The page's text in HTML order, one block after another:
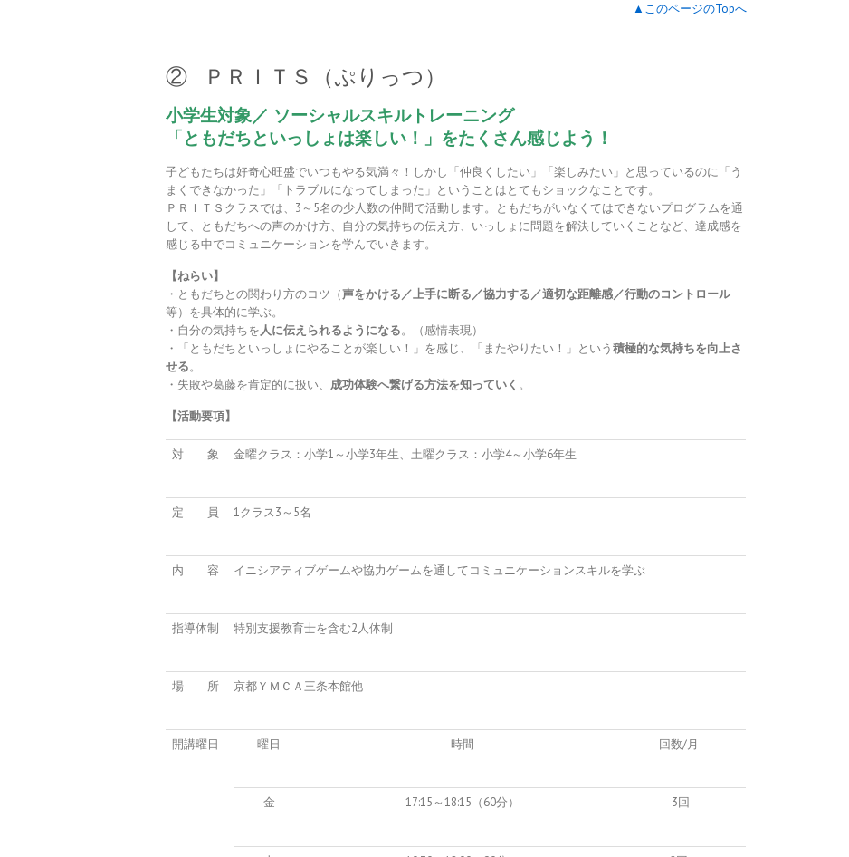
▲このページのTopへ
② ＰＲＩＴＳ（ぷりっつ）
小学生対象／ ソーシャルスキルトレーニング
「 ともだちといっしょは楽しい！」をたくさん感じよう！
子どもたちは好奇心旺盛でいつもやる気満々！しかし「仲良くしたい」「楽しみたい」と思っているのに「う
まくできなかった」「トラブルになってしまった」ということはとてもショックなことです。
ＰＲＩＴＳクラスでは、3～5名の少人数の仲間で活動します。ともだちがいなくてはできないプログラムを通
して、ともだちへの声のかけ方、自分の気持ちの伝え方、いっしょに問題を解決していくことなど、達成感を
感じる中でコミュニケーションを学んでいきます。
【ねらい】
・ともだちとの関わり方のコツ（声をかける／上手に断る／協力する／適切な距離感／行動のコントロール
等）を具体的に学ぶ。
・自分の気持ちを人に伝えられるようになる。（感情表現）
・「ともだちといっしょにやることが楽しい！」を感じ、「またやりたい！」という積極的な気持ちを向上さ
せる。
・失敗や葛藤を肯定的に扱い、 成功体験へ繋げる方法を知っていく 。
【活動要項】
対 象 金曜クラス：小学1～小学3年生、土曜クラス：小学4～小学6年生
定 員 1クラス3～5名
内 容 イニシアティブゲームや協力ゲームを通してコミュニケーションスキルを学ぶ
指導体制 特別支援教育士を含む2人体制
場 所 京都ＹＭＣＡ三条本館他
開講曜日 曜日 時間 回数/月
金 17:15～18:15（60分） 3回